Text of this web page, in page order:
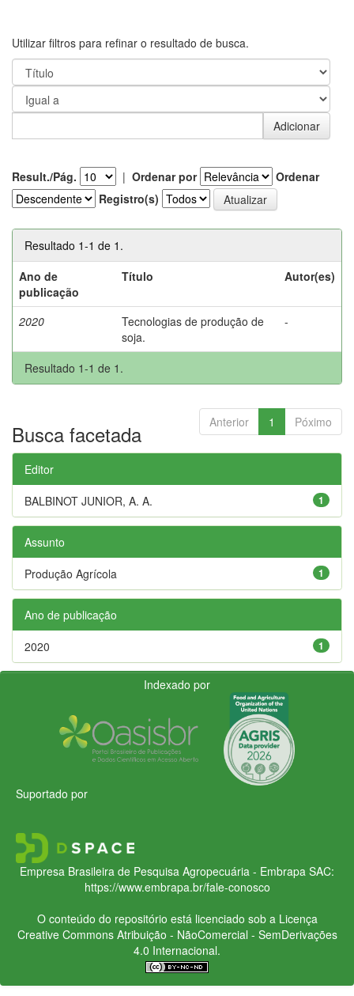
Utilizar filtros para refinar o resultado de busca.
Result./Pág. | Ordenar por
Ordenar
Registro(s)
Resultado 1-1 de 1.
Ano de
publicação
Título Autor(es)
2020
Tecnologias de produção de
soja.
-
Resultado 1-1 de 1.
Anterior 1 Póximo
Busca facetada
Editor
1
BALBINOT JUNIOR, A. A.
Assunto
1
Produção Agrícola
Ano de publicação
1
2020
Indexado por
Suportado por
Empresa Brasileira de Pesquisa Agropecuária - Embrapa SAC:
https://www.embrapa.br/fale-conosco
O conteúdo do repositório está licenciado sob a Licença
Creative CommonsAtribuição - NãoComercial - SemDerivações
4.0 Internacional.